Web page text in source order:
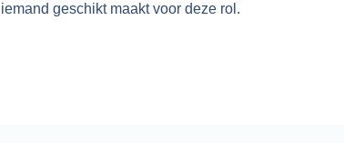
iemand geschikt maakt voor deze rol.